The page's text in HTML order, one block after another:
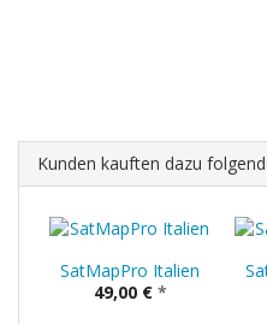
Kunden kauften dazu
SatMapPro Italien
49,00 € *